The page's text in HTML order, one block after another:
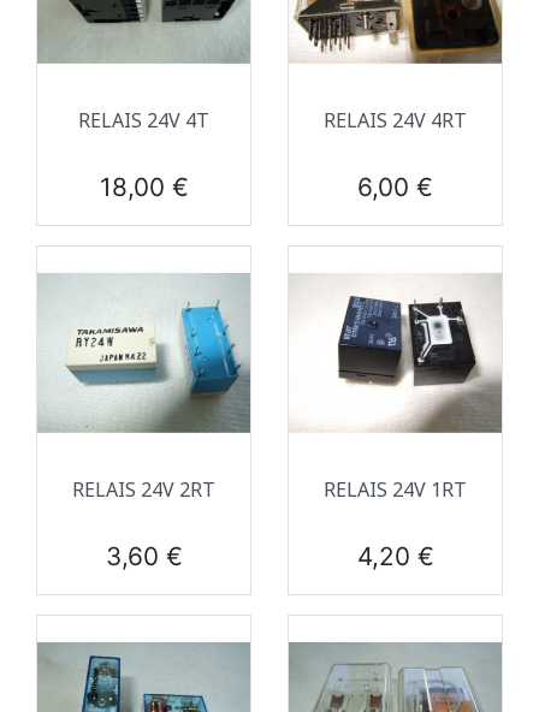
RELAIS 24V 4T
Prix
18,00 €
RELAIS 24V 4RT
Prix
6,00 €
RELAIS 24V 2RT
Prix
3,60 €
RELAIS 24V 1RT
Prix
4,20 €